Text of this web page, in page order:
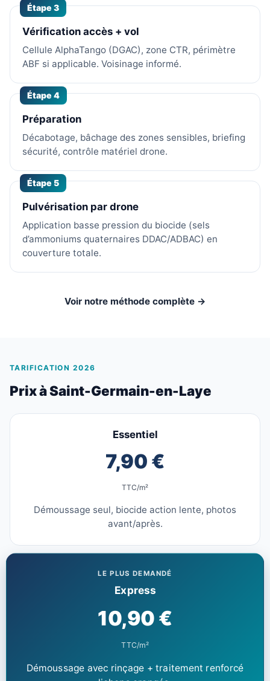
Étape 3
Vérification accès + vol
Cellule AlphaTango (DGAC), zone CTR, périmètre
ABF si applicable. Voisinage informé.
Étape 4
Préparation
Décabotage, bâchage des zones sensibles, briefing
sécurité, contrôle matériel drone.
Étape 5
Pulvérisation par drone
Application basse pression du biocide (sels
d’ammoniums quaternaires DDAC/ADBAC) en
couverture totale.
Voir notre méthode complète →
TARIFICATION 2026
Prix à Saint-Germain-en-Laye
Essentiel
7,90 €
TTC/m²
Démoussage seul, biocide action lente, photos
avant/après.
LE PLUS DEMANDÉ
Express
10,90 €
TTC/m²
Démoussage avec rinçage + traitement renforcé